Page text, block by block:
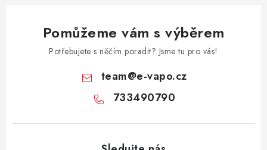
Pomůžeme vám s výběrem
Potřebujete s něčím poradit? Jsme tu pro vás!
team@e-vapo.cz
733490790